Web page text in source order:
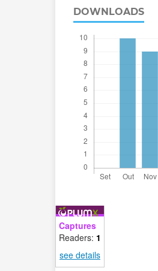
DOWNLOADS
Captures
Readers: 1
see details